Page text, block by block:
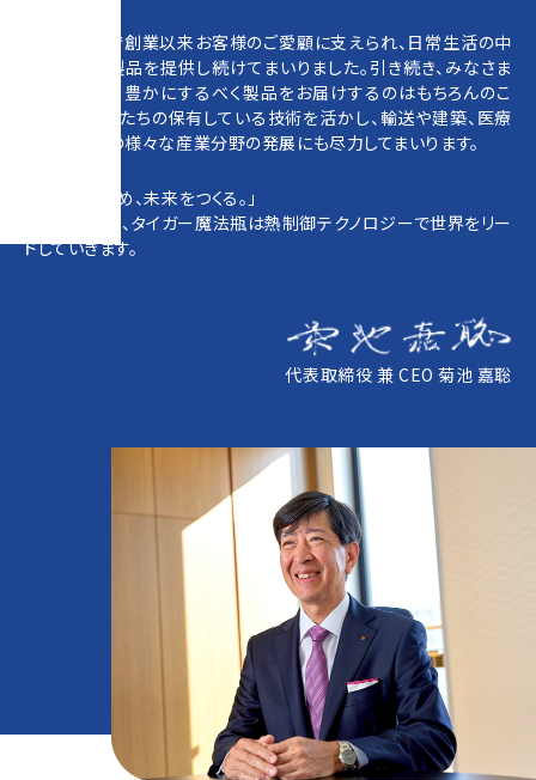
おかげさまで創業以来お客様のご愛顧に支えられ、日常生活の中
で愛される製品を提供し続けてまいりました。引き続き、みなさま
の生活をより豊かにするべく製品をお届けするのはもちろんのこ
と、今後は私たちの保有している技術を活かし、輸送や建築、医療
や宇宙などの様々な産業分野の発展にも尽力してまいります。
「温度を見つめ、未来をつくる。」
次の100年も、タイガー魔法瓶は熱制御テクノロジーで世界をリー
ドしていきます。
代表取締役 兼 CEO 菊池 嘉聡